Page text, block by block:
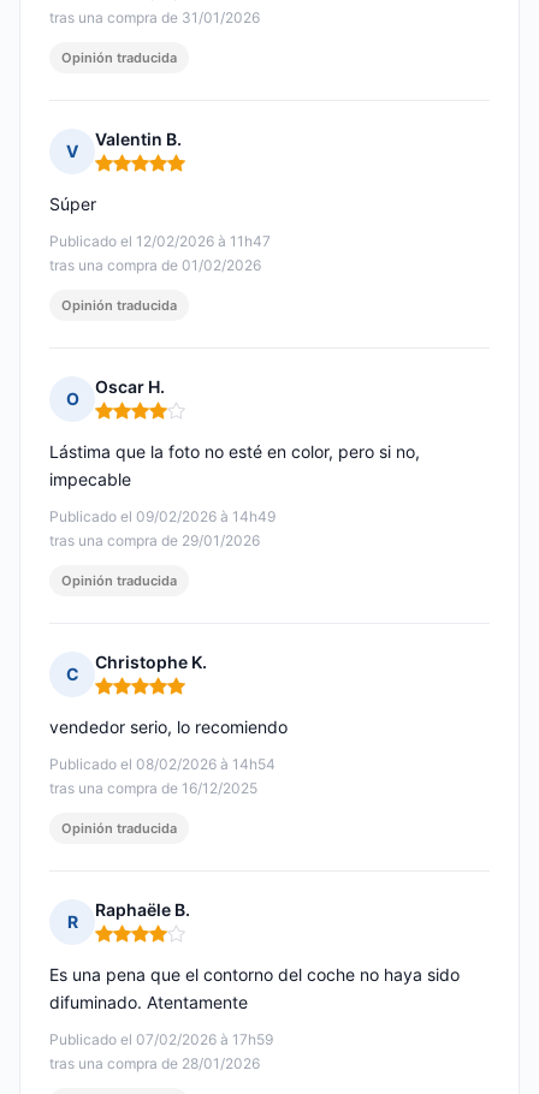
tras una compra de 31/01/2026
Opinión traducida
V
Valentin B.
Nota: 5 de 5
Publicado el 12/02/2026 à 11h47
tras una compra de 01/02/2026
Súper
Opinión traducida
O
Oscar H.
Nota: 4 de 5
Publicado el 09/02/2026 à 14h49
tras una compra de 29/01/2026
Lástima que la foto no esté en color, pero si no,
impecable
Opinión traducida
C
Christophe K.
Nota: 5 de 5
Publicado el 08/02/2026 à 14h54
tras una compra de 16/12/2025
vendedor serio, lo recomiendo
Opinión traducida
R
Raphaële B.
Nota: 4 de 5
Publicado el 07/02/2026 à 17h59
tras una compra de 28/01/2026
Es una pena que el contorno del coche no haya sido
difuminado. Atentamente